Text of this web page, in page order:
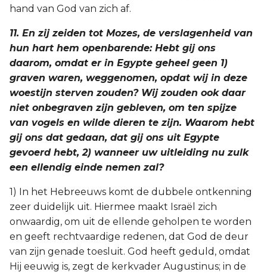
hand van God van zich af.
11. En zij zeiden tot Mozes, de verslagenheid van
hun hart hem openbarende: Hebt gij ons
daarom, omdat er in Egypte geheel geen 1)
graven waren, weggenomen, opdat wij in deze
woestijn sterven zouden? Wij zouden ook daar
niet onbegraven zijn gebleven, om ten spijze
van vogels en wilde dieren te zijn. Waarom hebt
gij ons dat gedaan, dat gij ons uit Egypte
gevoerd hebt, 2) wanneer uw uitleiding nu zulk
een ellendig einde nemen zal?
1) In het Hebreeuws komt de dubbele ontkenning
zeer duidelijk uit. Hiermee maakt Israël zich
onwaardig, om uit de ellende geholpen te worden
en geeft rechtvaardige redenen, dat God de deur
van zijn genade toesluit. God heeft geduld, omdat
Hij eeuwig is, zegt de kerkvader Augustinus; in de